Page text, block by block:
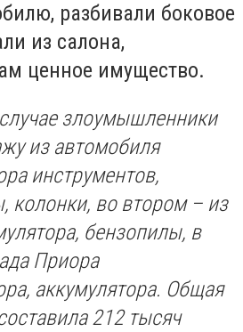
разбивали боковое
из салона,
ценное имущество.
злоумышленники
из автомобиля
инструментов,
колонки, во втором – из
бензопилы, в
Приора
аккумулятора. Общая
212 тысяч